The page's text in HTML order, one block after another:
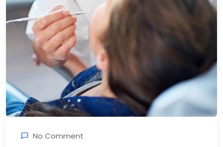
No Comment